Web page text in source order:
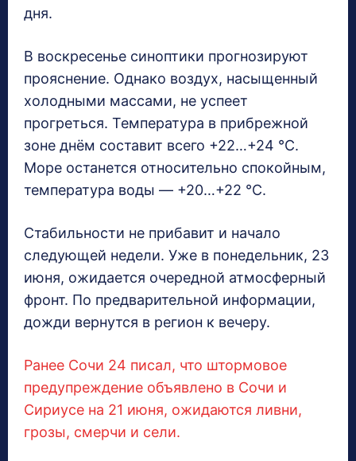
дня.
В воскресенье синоптики прогнозируют
прояснение. Однако воздух, насыщенный
холодными массами, не успеет
прогреться. Температура в прибрежной
зоне днём составит всего +22…+24 °C.
Море останется относительно спокойным,
температура воды — +20…+22 °C.
Стабильности не прибавит и начало
следующей недели. Уже в понедельник, 23
июня, ожидается очередной атмосферный
фронт. По предварительной информации,
дожди вернутся в регион к вечеру.
Ранее Сочи 24 писал, что штормовое
предупреждение объявлено в Сочи и
Сириусе на 21 июня, ожидаются ливни,
грозы, смерчи и сели.